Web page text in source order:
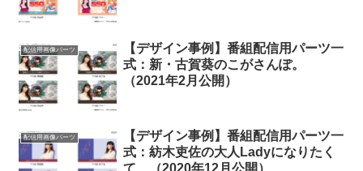
配信用画像パーツ
【デザイン事例】番組配信用パーツ一
式：新・古賀葵のこがさんぽ。
（2021年2月公開）
配信用画像パーツ
【デザイン事例】番組配信用パーツ一
式：紡木吏佐の大人Ladyになりたく